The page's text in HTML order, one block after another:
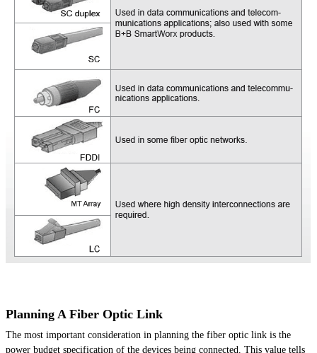
Planning A Fiber Optic Link
The most important consideration in planning the fiber optic link is the
power budget specification of the devices being connected. This value tells